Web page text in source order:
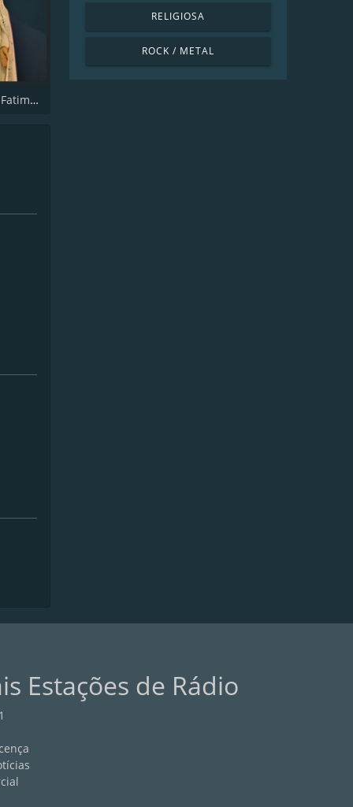
Maria Vox Fatima international radio and T.V.
RELIGIOSA
ROCK / METAL
Estações de Rádio